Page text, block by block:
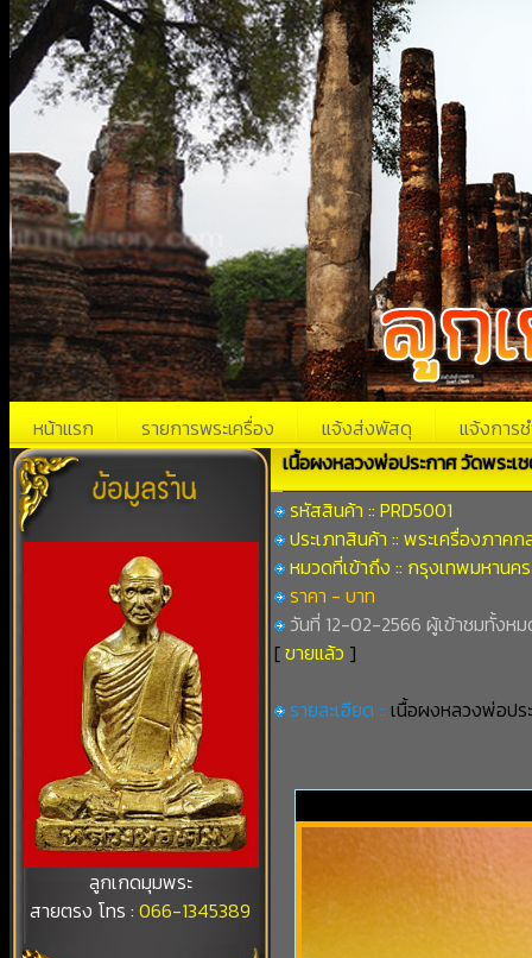
หน้าแรก รายการพระเครื่อง แจ้งส่งพัสดุ แจ้งการช
ลูกเกดมุมพระ
สายตรง โทร :066-1345389
เนื้อผงหลวงพ่อประกาศ วัดพระเ
รหัสสินค้า :: PRD5001
ประเภทสินค้า :: พระเครื่องภาคก
หมวดที่เข้าถึง :: กรุงเทพมหานคร
ราคา - บาท
วันที่ 12-02-2566 ผู้เข้าชมทั้งห
[ขายแล้ว ]
รายละเอียด :: เนื้อผงหลวงพ่อปร